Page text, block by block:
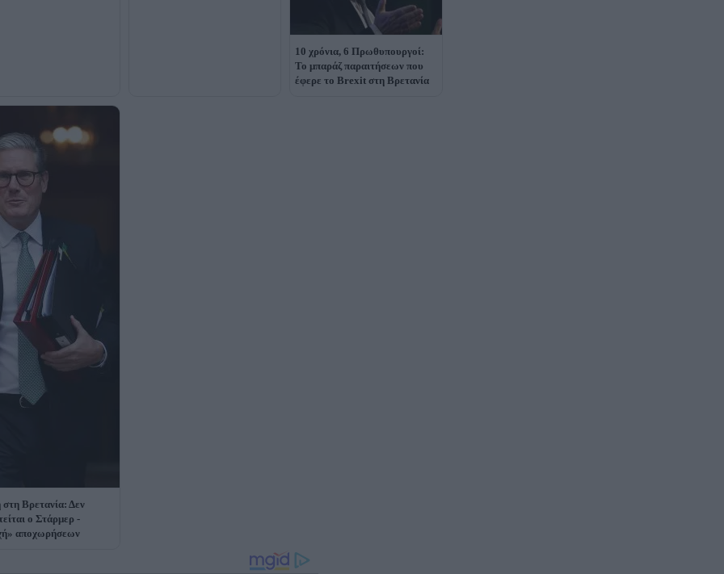
10 χρόνια, 6 Πρωθυπουργοί:
Το μπαράζ παραιτήσεων που
έφερε το Brexit στη Βρετανία
Βρετανία: Δεν
ο Στάρμερ -
αποχωρήσεων